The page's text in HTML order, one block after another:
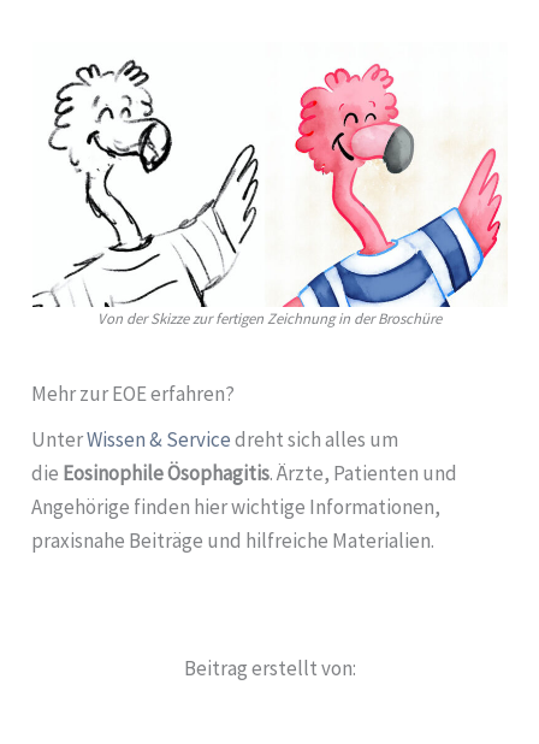
Von der Skizze zur fertigen Zeichnung in der Broschüre
Mehr zur EOE erfahren?
UnterWissen & Servicedreht sich alles um
die Eosinophile Ösophagitis. Ärzte, Patienten und
Angehörige finden hier wichtige Informationen,
praxisnahe Beiträge und hilfreiche Materialien.
Beitrag erstellt von: